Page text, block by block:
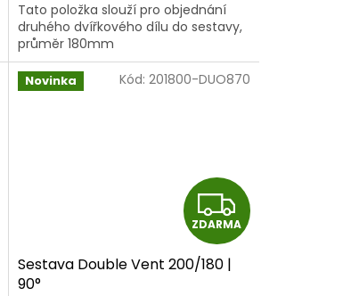
Tato položka slouží pro objednání
druhého dvířkového dílu do sestavy,
průměr 180mm
Novinka
Z
D
ZDARMA
Sestava Double Vent 200/180 |
90°
Kód: 201800-DUO870